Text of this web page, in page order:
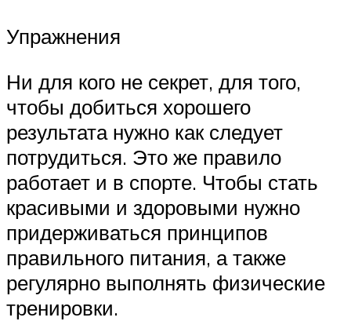
Упражнения
Ни для кого не секрет, для того,
чтобы добиться хорошего
результата нужно как следует
потрудиться. Это же правило
работает и в спорте. Чтобы стать
красивыми и здоровыми нужно
придерживаться принципов
правильного питания, а также
регулярно выполнять физические
тренировки.